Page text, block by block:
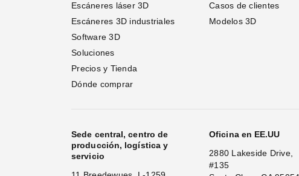
Escáneres láser 3D
Escáneres 3D industriales
Software 3D
Soluciones
Precios y Tienda
Dónde comprar
Casos de clientes
Modelos 3D
Sede central, centro de
producción, logística y
servicio
Oficina en EE.UU
2880 Lakeside Drive,
#135